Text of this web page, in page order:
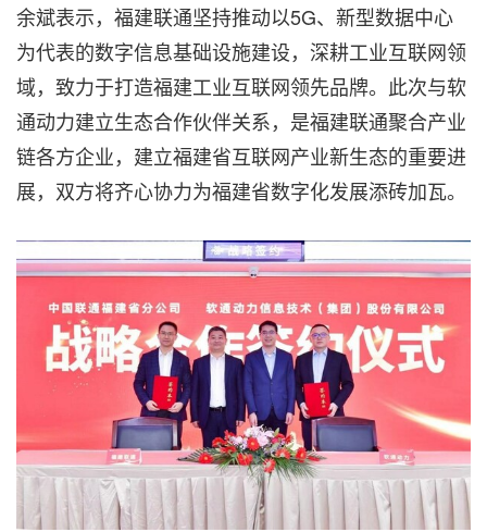
余斌表示，福建联通坚持推动以5G、新型数据中心
为代表的数字信息基础设施建设，深耕工业互联网领
域，致力于打造福建工业互联网领先品牌。此次与软
通动力建立生态合作伙伴关系，是福建联通聚合产业
链各方企业，建立福建省互联网产业新生态的重要进
展，双方将齐心协力为福建省数字化发展添砖加瓦。